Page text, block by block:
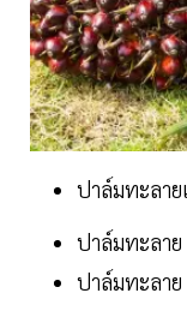
ปาล์มทะลาย
ปาล์มทะลาย
ปาล์มทะลาย